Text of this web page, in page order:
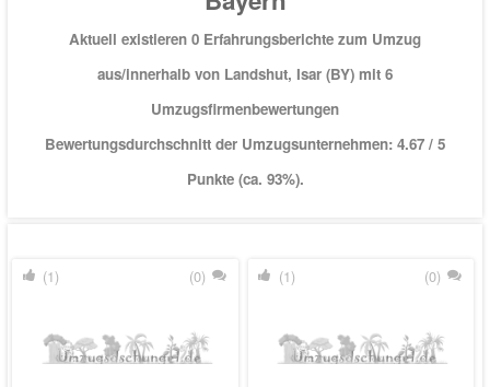
Aktuell existieren 0 Erfahrungsberichte zum Umzug
aus/innerhalb von Landshut, Isar (BY) mit 6
Umzugsfirmenbewertungen
Bewertungsdurchschnitt der Umzugsunternehmen: 4.67 / 5
Punkte (ca. 93%).
(1) (0) (1) (0)